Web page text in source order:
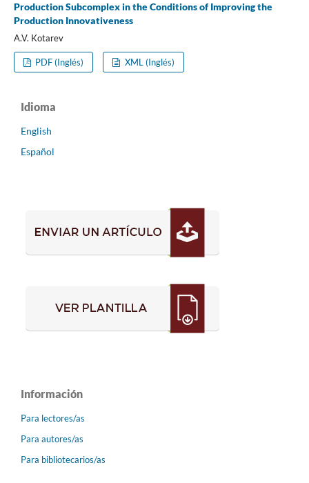
Production Subcomplex in the Conditions of Improving the
Production Innovativeness
A.V. Kotarev
PDF (Inglés) XML (Inglés)
Idioma
English
Español
Información
Para lectores/as
Para autores/as
Para bibliotecarios/as